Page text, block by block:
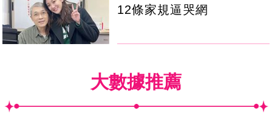
12條家規逼哭網
大數據推薦